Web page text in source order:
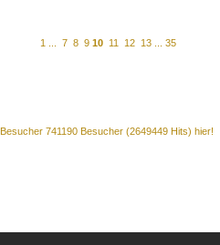
1 7 8 9 10 11 12 13 35
Besucher 741190 Besucher (2649449 Hits) hier!